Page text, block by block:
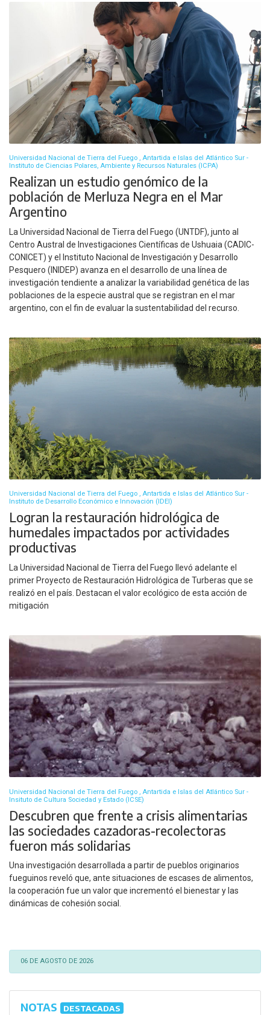
Universidad Nacional de Tierra del Fuego , Antartida e Islas del Atlántico Sur -
Instituto de Ciencias Polares, Ambiente y Recursos Naturales (ICPA)
Realizan un estudio genómico de la
población de Merluza Negra en el Mar
Argentino
La Universidad Nacional de Tierra del Fuego (UNTDF), junto al
Centro Austral de Investigaciones Científicas de Ushuaia (CADIC-
CONICET) y el Instituto Nacional de Investigación y Desarrollo
Pesquero (INIDEP) avanza en el desarrollo de una línea de
investigación tendiente a analizar la variabilidad genética de las
poblaciones de la especie austral que se registran en el mar
argentino, con el fin de evaluar la sustentabilidad del recurso.
Universidad Nacional de Tierra del Fuego , Antartida e Islas del Atlántico Sur -
Instituto de Desarrollo Económico e Innovación (IDEI)
Logran la restauración hidrológica de
humedales impactados por actividades
productivas
La Universidad Nacional de Tierra del Fuego llevó adelante el
primer Proyecto de Restauración Hidrológica de Turberas que se
realizó en el país. Destacan el valor ecológico de esta acción de
mitigación
Universidad Nacional de Tierra del Fuego , Antartida e Islas del Atlántico Sur -
Insituto de Cultura Sociedad y Estado (ICSE)
Descubren que frente a crisis alimentarias
las sociedades cazadoras-recolectoras
fueron más solidarias
Una investigación desarrollada a partir de pueblos originarios
fueguinos reveló que, ante situaciones de escases de alimentos,
la cooperación fue un valor que incrementó el bienestar y las
dinámicas de cohesión social.
06 DE AGOSTO DE 2026
NOTAS DESTACADAS